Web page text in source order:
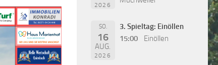
2026
SO.
16
AUG.
2026
3. Spieltag: Einöllen
15:00
Einöllen